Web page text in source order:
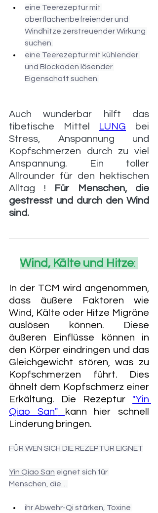
eine Teerezeptur mit
oberflächenbefreiender und
Windhitze zerstreuender Wirkung
suchen.
eine Teerezeptur mit kühlender
und Blockaden lösender
Eigenschaft suchen.
Auch wunderbar hilft das
tibetische Mittel LUNG bei
Stress, Anspannung und
Kopfschmerzen durch zu viel
Anspannung. Ein toller
Allrounder für den hektischen
Alltag ! Für Menschen, die
gestresst und durch den Wind
sind.
Wind, Kälte und Hitze:
In der TCM wird angenommen,
dass äußere Faktoren wie
Wind, Kälte oder Hitze Migräne
auslösen können. Diese
äußeren Einflüsse können in
den Körper eindringen und das
Gleichgewicht stören, was zu
Kopfschmerzen führt.
Dies
ähnelt dem Kopfschmerz einer
Erkältung. Die Rezeptur "Yin
Qiao San"
kann hier schnell
Linderung bringen.
FÜR WEN SICH DIE REZEPTUR EIGNET
Yin Qiao San eignet sich für
Menschen, die…
ihr Abwehr-Qi stärken, Toxine